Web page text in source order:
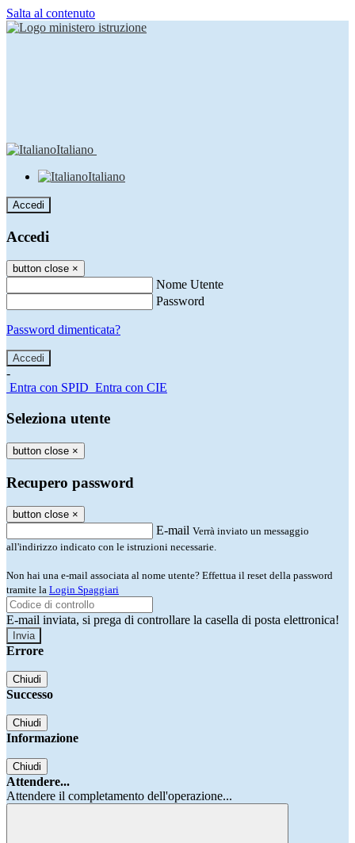
Salta al contenuto
Italiano
Italiano
Accedi
Accedi
button close ×
Nome Utente
Password
Password dimenticata?
-
Entra con SPID Entra con CIE
Seleziona utente
button close ×
Recupero password
button close ×
E-mail Verrà inviato un messaggio
all'indirizzo indicato con le istruzioni necessarie.
Non hai una e-mail associata al nome utente? Effettua il reset della password
tramite la Login Spaggiari
E-mail inviata, si prega di controllare la casella di posta elettronica!
Errore
Chiudi
Successo
Chiudi
Informazione
Chiudi
Attendere...
Attendere il completamento dell'operazione...